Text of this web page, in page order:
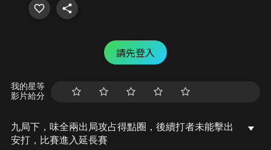
請先登入
我的星等
影片給分
九局下，味全兩出局攻占得點圈，後續打者未能擊出
安打，比賽進入延長賽